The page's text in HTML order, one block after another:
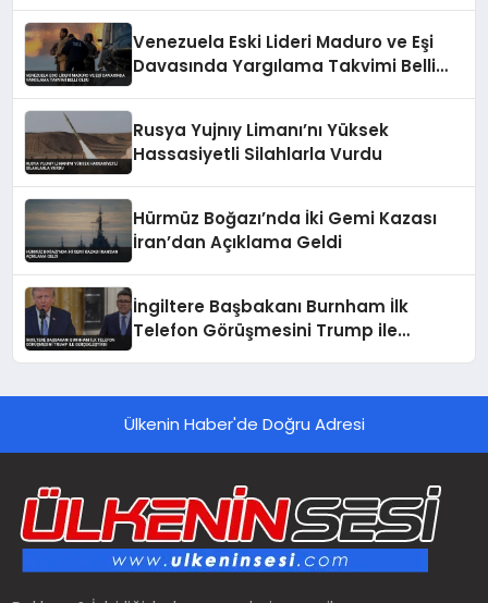
Venezuela Eski Lideri Maduro ve Eşi
Davasında Yargılama Takvimi Belli
Rusya Yujnıy Limanı’nı Yüksek
Hassasiyetli Silahlarla Vurdu
Hürmüz Boğazı’nda İki Gemi Kazası
İran’dan Açıklama Geldi
İngiltere Başbakanı Burnham İlk
Telefon Görüşmesini Trump ile
Ülkenin Haber'de Doğru Adresi